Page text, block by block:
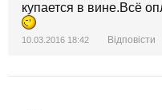
купается в вине.Всё
10.03.2016 18:42 Відповісти